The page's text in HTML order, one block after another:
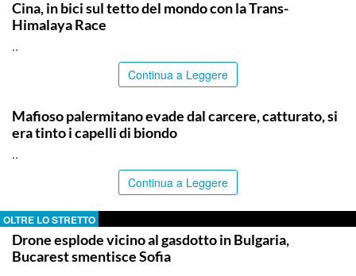
Cina, in bici sul tetto del mondo con la Trans-
Himalaya Race
..
Continua a Leggere
Mafioso palermitano evade dal carcere, catturato, si
era tinto i capelli di biondo
..
Continua a Leggere
OLTRE LO STRETTO
Drone esplode vicino al gasdotto in Bulgaria,
Bucarest smentisce Sofia